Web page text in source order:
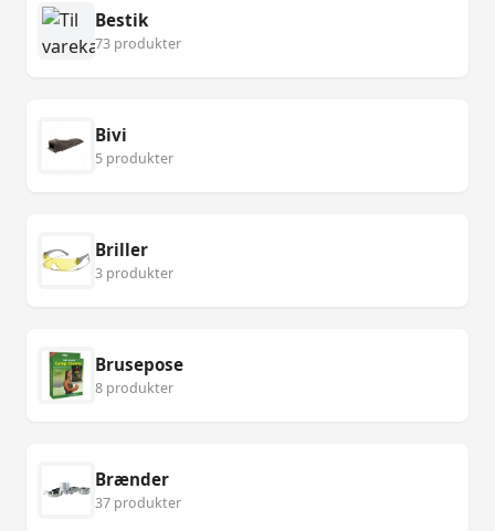
Bestik
73 produkter
Bivi
5 produkter
Briller
3 produkter
Brusepose
8 produkter
Brænder
37 produkter